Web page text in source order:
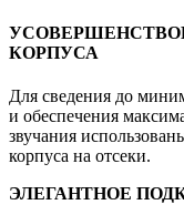
КОРПУСА
Для сведения до
и обеспечения
звучания
корпуса на отсеки.
ЭЛЕГАНТНОЕ